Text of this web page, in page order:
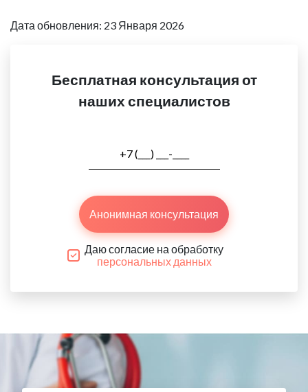
Дата обновления: 23 Января 2026
Бесплатная консультация от
наших специалистов
Анонимная консультация
Даю согласие на обработку
персональных данных